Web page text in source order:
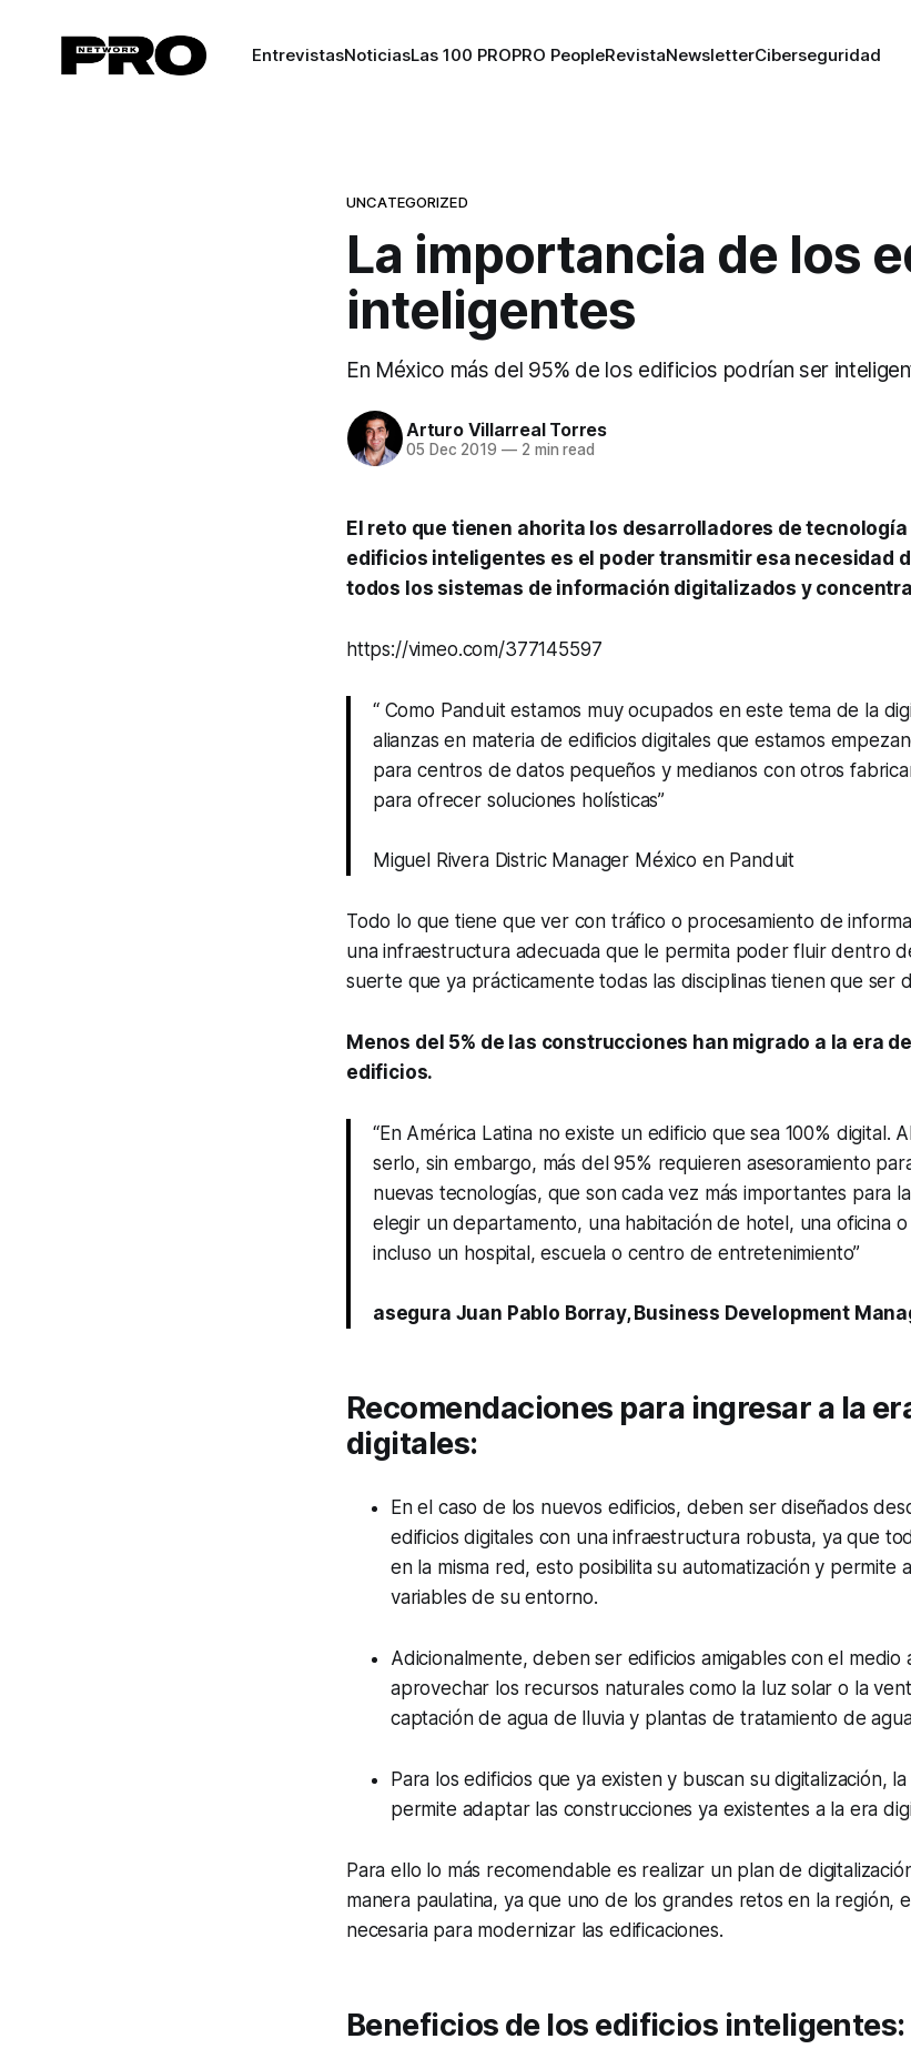
EntrevistasNoticiasLas 100 PROPRO PeopleRevistaNewsletterCiberseguridad
UNCATEGORIZED
La importancia de los
inteligentes
En México más del 95% de los edificios podrían ser
Arturo Villarreal Torres
05 Dec 2019 —2 min read
El reto que tienen ahorita los desarrolladores de
edificios inteligentes es el poder transmitir esa necesidad
todos los sistemas de información digitalizados y
https://vimeo.com/377145597
“ Como Panduit estamos muy ocupados en este tema de la
alianzas en materia de edificios digitales que estamos
para centros de datos pequeños y medianos con otros
para ofrecer soluciones holísticas”
Miguel Rivera Distric Manager México en Panduit
Todo lo que tiene que ver con tráfico o procesamiento de
una infraestructura adecuada que le permita poder fluir dentro
suerte que ya prácticamente todas las disciplinas tienen que ser
Menos del 5% de las construcciones han migrado a la era
edificios.
“En América Latina no existe un edificio que sea 100% digital.
serlo, sin embargo, más del 95% requieren asesoramiento
nuevas tecnologías, que son cada vez más importantes para
elegir un departamento, una habitación de hotel, una oficina
incluso un hospital, escuela o centro de entretenimiento”
asegura Juan Pablo Borray, Business Development
Recomendaciones para ingresar a la
digitales:
En el caso de los nuevos edificios, deben ser diseñados
edificios digitales con una infraestructura robusta, ya que
en la misma red, esto posibilita su automatización y permite
variables de su entorno.
Adicionalmente, deben ser edificios amigables con el
aprovechar los recursos naturales como la luz solar o la
captación de agua de lluvia y plantas de tratamiento de
Para los edificios que ya existen y buscan su digitalización,
permite adaptar las construcciones ya existentes a la era
Para ello lo más recomendable es realizar un plan de
manera paulatina, ya que uno de los grandes retos en la región,
necesaria para modernizar las edificaciones.
Beneficios de los edificios inteligentes: